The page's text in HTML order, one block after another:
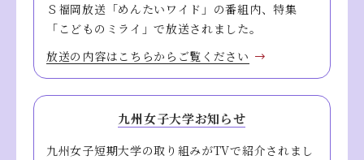
Ｓ福岡放送「めんたいワイド」の番組内、特集
「こどものミライ」で放送されました。
放送の内容はこちらからご覧ください
九州女子大学お知らせ
九州女子短期大学の取り組みがTVで紹介されまし